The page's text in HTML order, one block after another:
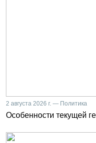
2 августа 2026 г. — Политика
Особенности текущей